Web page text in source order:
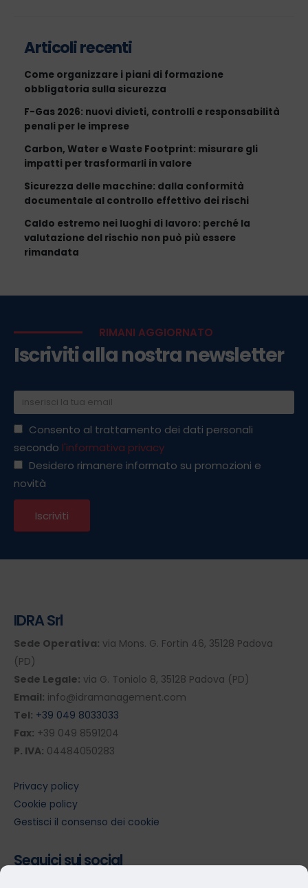
Articoli recenti
Come organizzare i piani di formazione
obbligatoria sulla sicurezza
F-Gas 2026: nuovi divieti, controlli e responsabilità
penali per le imprese
Carbon, Water e Waste Footprint: misurare gli
impatti per trasformarli in valore
Sicurezza delle macchine: dalla conformità
documentale al controllo effettivo dei rischi
Caldo estremo nei luoghi di lavoro: perché la
valutazione del rischio non può più essere
rimandata
RIMANI AGGIORNATO
Iscriviti alla nostra newsletter
Consento al trattamento dei dati personali
secondo l'informativa privacy
Desidero rimanere informato su promozioni e
novità
IDRA Srl
Sede Operativa: via Mons. G. Fortin 46, 35128 Padova
(PD)
Sede Legale: via G. Toniolo 8, 35128 Padova (PD)
Email: info@idramanagement.com
Tel: +39 049 8033033
Fax: +39 049 8591204
P. IVA: 04484050283
Privacy policy
Cookie policy
Gestisci il consenso dei cookie
Seguici sui social